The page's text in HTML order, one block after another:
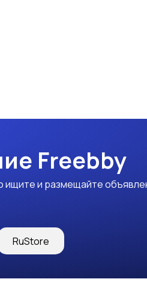
Freebby
и размещайте
RuStore